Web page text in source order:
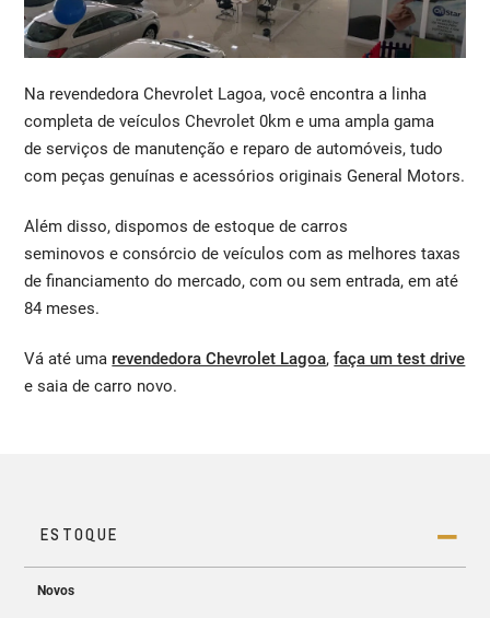
Na revendedora Chevrolet Lagoa, você encontra a linha
completa de veículos Chevrolet 0km e uma ampla gama
de serviços de manutenção e reparo de automóveis, tudo
com peças genuínas e acessórios originais General Motors.
Além disso, dispomos de estoque de carros
seminovos e consórcio de veículos com as melhores taxas
de financiamento do mercado, com ou sem entrada, em até
84 meses.
Vá até uma revendedora Chevrolet Lagoa,faça um test drive
e saia de carro novo.